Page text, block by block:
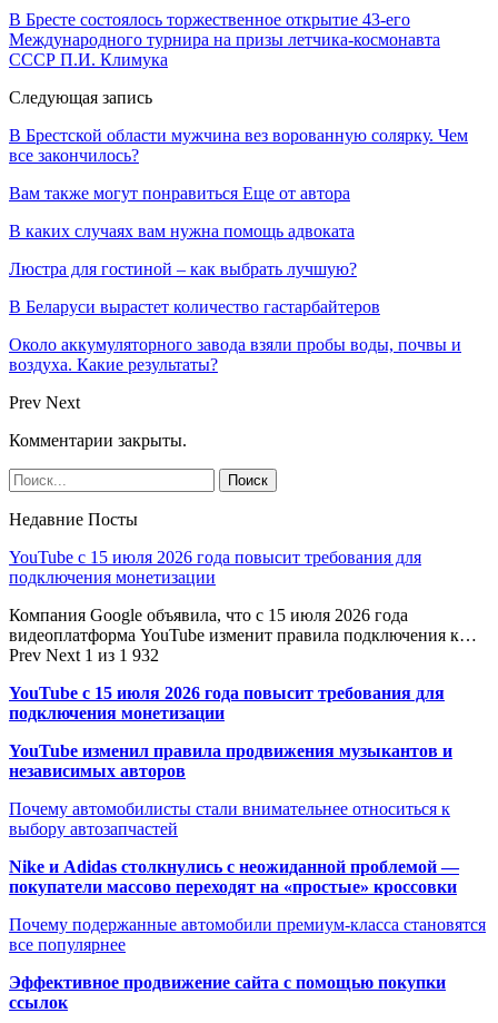
В Бресте состоялось торжественное открытие 43-его
Международного турнира на призы летчика-космонавта
СССР П.И. Климука
Следующая запись
В Брестской области мужчина вез ворованную солярку. Чем
все закончилось?
Вам также могут понравиться Еще от автора
В каких случаях вам нужна помощь адвоката
Люстра для гостиной – как выбрать лучшую?
В Беларуси вырастет количество гастарбайтеров
Около аккумуляторного завода взяли пробы воды, почвы и
воздуха. Какие результаты?
Prev Next
Комментарии закрыты.
Недавние Посты
YouTube с 15 июля 2026 года повысит требования для
подключения монетизации
Компания Google объявила, что с 15 июля 2026 года
видеоплатформа YouTube изменит правила подключения к…
Prev Next 1 из 1 932
YouTube с 15 июля 2026 года повысит требования для
подключения монетизации
YouTube изменил правила продвижения музыкантов и
независимых авторов
Почему автомобилисты стали внимательнее относиться к
выбору автозапчастей
Nike и Adidas столкнулись с неожиданной проблемой —
покупатели массово переходят на «простые» кроссовки
Почему подержанные автомобили премиум-класса становятся
все популярнее
Эффективное продвижение сайта с помощью покупки
ссылок